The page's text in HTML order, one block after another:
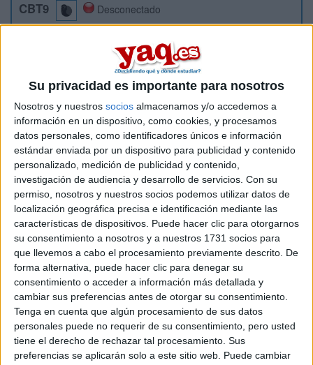
Su privacidad es importante para nosotros
Nosotros y nuestros socios almacenamos y/o accedemos a
información en un dispositivo, como cookies, y procesamos
datos personales, como identificadores únicos e información
estándar enviada por un dispositivo para publicidad y contenido
personalizado, medición de publicidad y contenido,
investigación de audiencia y desarrollo de servicios. Con su
permiso, nosotros y nuestros socios podemos utilizar datos de
localización geográfica precisa e identificación mediante las
características de dispositivos. Puede hacer clic para otorgarnos
su consentimiento a nosotros y a nuestros 1731 socios para
que llevemos a cabo el procesamiento previamente descrito. De
forma alternativa, puede hacer clic para denegar su
consentimiento o acceder a información más detallada y
cambiar sus preferencias antes de otorgar su consentimiento.
Tenga en cuenta que algún procesamiento de sus datos
personales puede no requerir de su consentimiento, pero usted
tiene el derecho de rechazar tal procesamiento. Sus
preferencias se aplicarán solo a este sitio web. Puede cambiar
CBT9
Desconectado
gustaría irme de SICUE. En mi universidad me dan 5
- Universidad del Pais Vasco (campus San Sebastian)
- Universidad de Valencia
- Universidad de Málaga (campus Teatinos)
- Universidad de Cádiz (campus Jérez)
- Universidad de Salamanca
No tengo muy claro donde me gustaría y necesito opiniones!!
En un principio me llamaba la atención San Sebastian y
Málaga, aunque he oído hablar muy bien de Salamanca y
Valencia. Que elegirías vosotros? Habeis estudiado en
algunas de estas ciudades?
Espero respuesta!!! Muchas gracias.
Inicio
Etiquetas: La universidad - un mundo